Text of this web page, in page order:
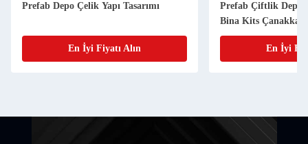
Prefab Depo Çelik Yapı Tasarımı
En İyi Fiyatı Alın
Prefab Çiftlik
Bina Kits Çanakkale
En İyi